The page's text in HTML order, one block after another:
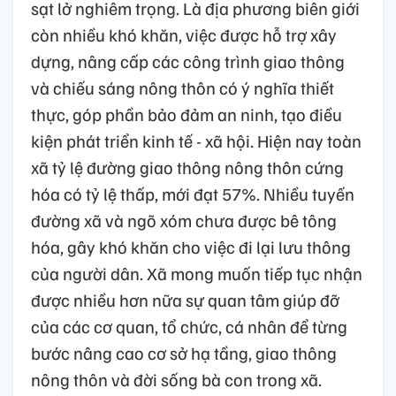
sạt lở nghiêm trọng. Là địa phương biên giới
còn nhiều khó khăn, việc được hỗ trợ xây
dựng, nâng cấp các công trình giao thông
và chiếu sáng nông thôn có ý nghĩa thiết
thực, góp phần bảo đảm an ninh, tạo điều
kiện phát triển kinh tế - xã hội. Hiện nay toàn
xã tỷ lệ đường giao thông nông thôn cứng
hóa có tỷ lệ thấp, mới đạt 57%. Nhiều tuyến
đường xã và ngõ xóm chưa được bê tông
hóa, gây khó khăn cho việc đi lại lưu thông
của người dân. Xã mong muốn tiếp tục nhận
được nhiều hơn nữa sự quan tâm giúp đỡ
của các cơ quan, tổ chức, cá nhân để từng
bước nâng cao cơ sở hạ tầng, giao thông
nông thôn và đời sống bà con trong xã.